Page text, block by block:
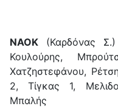
ΝΑΟΚ (Καρδόνας Σ.)
Κουλούρης,
Χατζηστεφάνου,
2, Τίγκας 1,
Μπαλής